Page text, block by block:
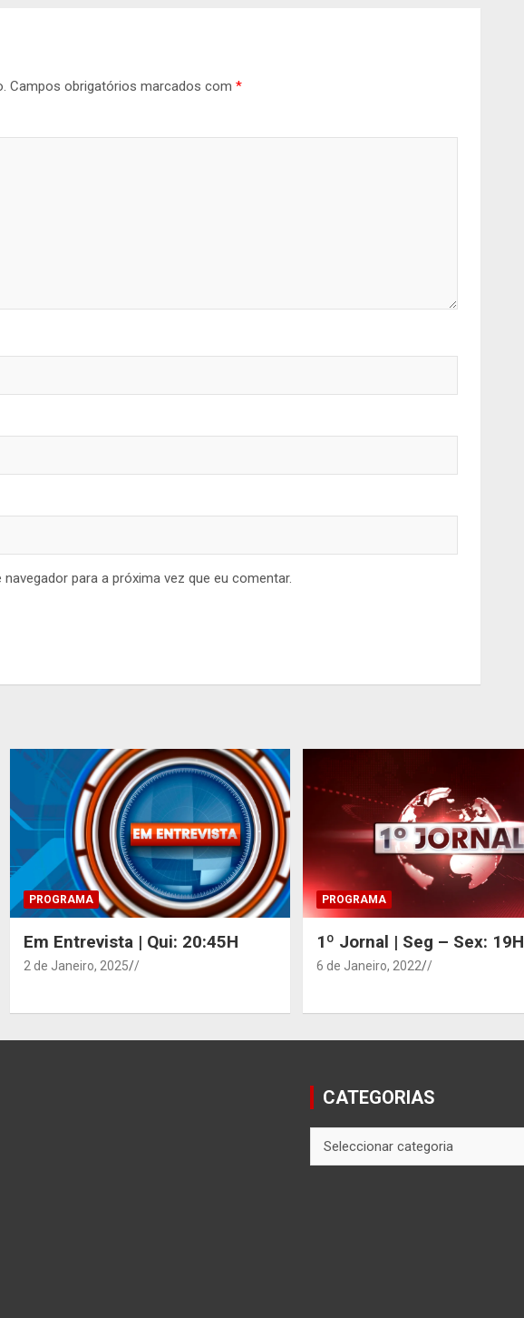
Campos obrigatórios marcados com *
para a próxima vez que eu comentar.
PROGRAMA
Em Entrevista | Qui: 20:45H
2 de Janeiro, 2025 /
PROGRAMA
1º Jornal | Seg – Sex: 19H
6 de Janeiro, 2022 /
CATEGORIAS